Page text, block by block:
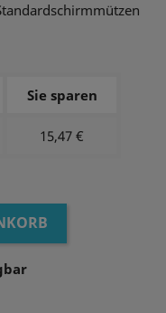
Sie sparen
15,47 €